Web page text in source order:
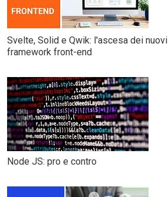
Svelte, Solid e Qwik: l'ascesa dei nuovi
framework front-end
Node JS: pro e contro